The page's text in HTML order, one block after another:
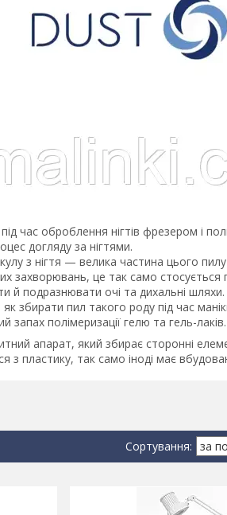
час оброблення нігтів фрезером і
догляду за нігтями.
з нігтя — велика частина цього
захворювань, це так само
й подразнювати очі та дихальні шляхи.
як збирати пил такого роду під час
запах полімеризації гелю та гель-лаків.
апарат, який збирає сторонні
з пластику, так само іноді має